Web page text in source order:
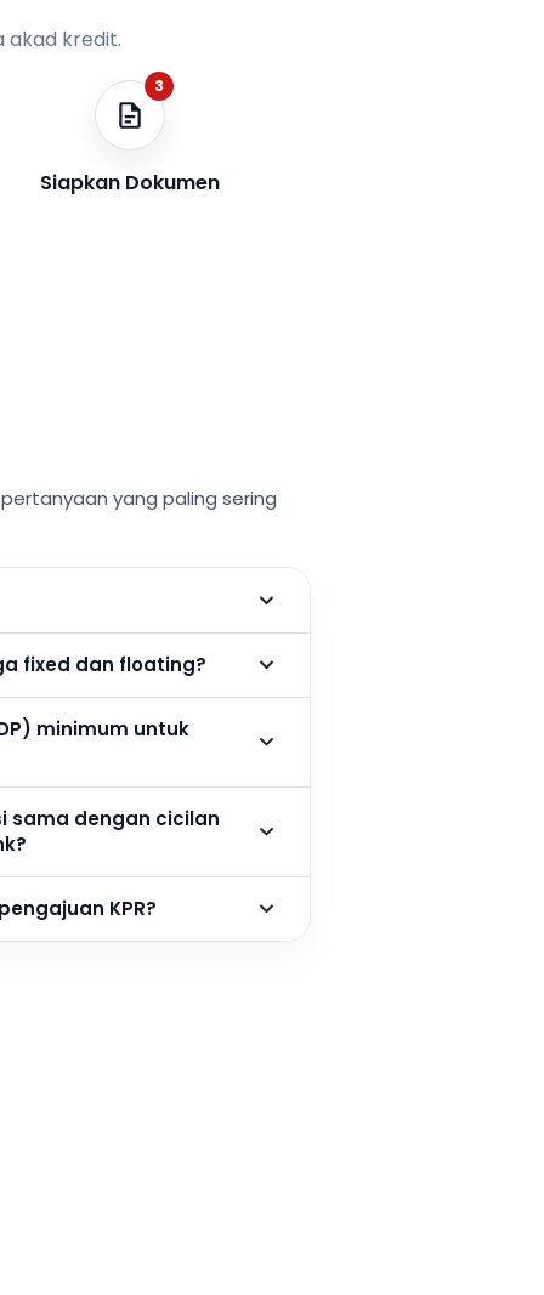
akad kredit.
3
Siapkan Dokumen
yang paling sering
fixed dan floating?
minimum untuk
sama dengan cicilan
KPR?